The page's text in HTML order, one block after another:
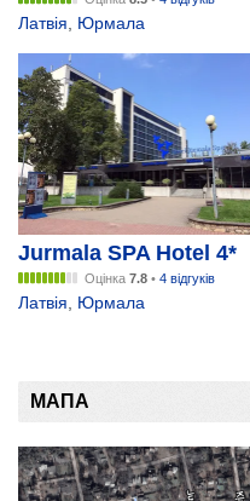
Латвія, Юрмала
Jurmala SPA Hotel 4*
Оцінка 7.8 • 4 відгуків
Латвія Юрмала
МАПА